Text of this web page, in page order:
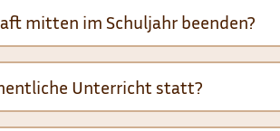
mitten im Schuljahr beenden?
Unterricht statt?